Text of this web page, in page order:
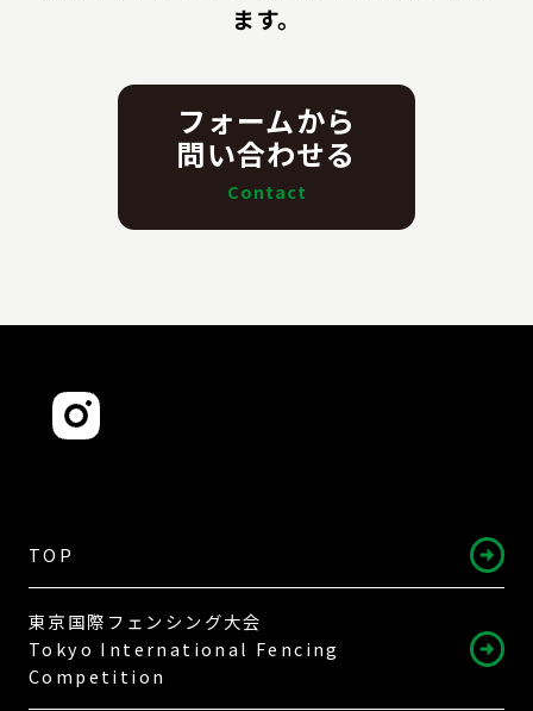
ます。
フォームから
問い合わせる
Contact
TOP
東京国際フェンシング大会
Tokyo International Fencing
Competition